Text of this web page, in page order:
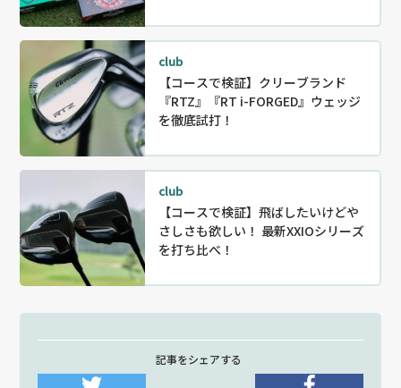
club
【コースで検証】クリーブランド
『RTZ』『RT i-FORGED』ウェッジ
を徹底試打！
club
【コースで検証】飛ばしたいけどや
さしさも欲しい！ 最新XXIOシリーズ
を打ち比べ！
記事をシェアする